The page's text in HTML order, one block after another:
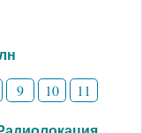
9 10 11